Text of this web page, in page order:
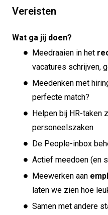
Vereisten
Wat ga jij doen?
Meedraaien in het
vacatures schrijven,
Meedenken met
perfecte match?
Helpen bij HR-taken
personeelszaken
De People-inbox
Actief meedoen (en
Meewerken aan
laten we zien hoe
Samen met andere